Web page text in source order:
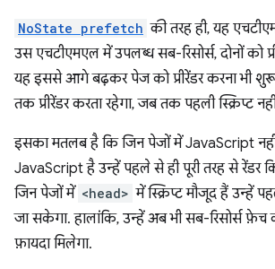
NoState prefetch की तरह ही, यह
उस एचटीएमएल में उपलब्ध सब-रिसोर्स, दोनों को
यह इससे आगे बढ़कर पेज को प्रीरेंडर करना भी
तक प्रीरेंडर करता रहेगा, जब तक पहली स्क्रिप्ट
इसका मतलब है कि जिन पेजों में JavaScript
JavaScript है उन्हें पहले से ही पूरी तरह से रेंडर
जिन पेजों में <head> में स्क्रिप्ट मौजूद हैं उन्हें
जा सकेगा. हालांकि, उन्हें अब भी सब-रिसोर्स फ़ेच
फ़ायदा मिलेगा.